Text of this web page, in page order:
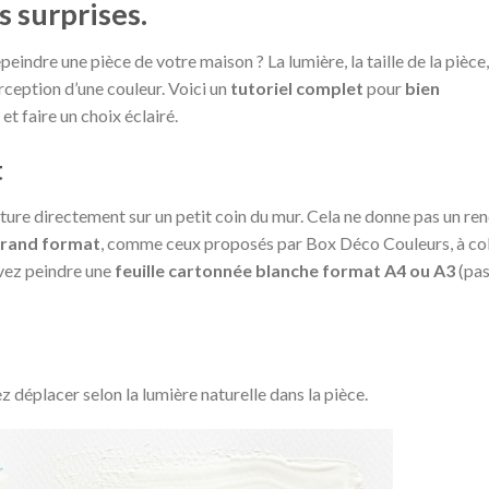
surprises.
une pièce de votre maison ? La lumière, la taille de la
d’une couleur. Voici un tutoriel complet pour bien
faire un choix éclairé.
directement sur un petit coin du mur. Cela ne donne pas un
format , comme ceux proposés par Box Déco Couleurs, à
peindre une feuille cartonnée blanche format A4 ou A3
selon la lumière naturelle dans la pièce.